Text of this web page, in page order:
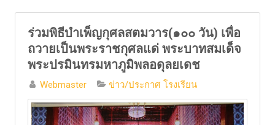
ร่วมพิธีบำเพ็ญกุศลสตมวาร(๑๐๐ วัน) เพื่อ
ถวายเป็นพระราชกุศลแด่ พระบาทสมเด็จ
พระปรมินทรมหาภูมิพลอดุลยเดช
Webmaster ข่าว/ประกาศ โรงเรียน